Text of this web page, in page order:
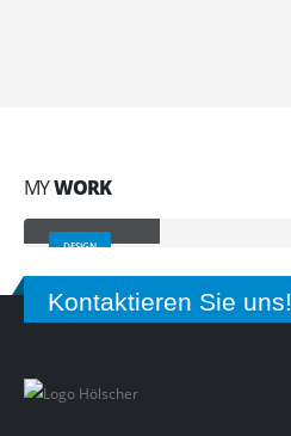
MYWORK
DESIGN
Kontaktieren Sie uns!